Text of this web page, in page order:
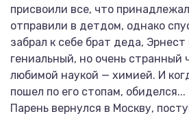
присвоили все, что
отправили в детдом, однако
забрал к себе брат деда,
гениальный, но очень странный
любимой наукой — химией. И
пошел по его стопам, обиделся...
Парень вернулся в Москву,